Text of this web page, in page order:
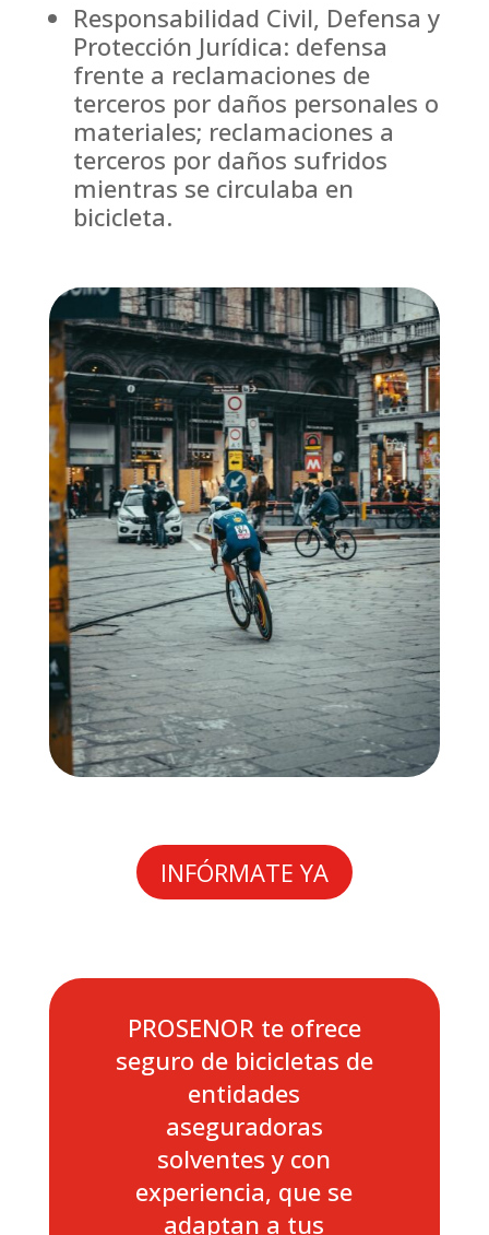
Responsabilidad Civil, Defensa y
Protección Jurídica: defensa
frente a reclamaciones de
terceros por daños personales o
materiales; reclamaciones a
terceros por daños sufridos
mientras se circulaba en
bicicleta.
INFÓRMATE YA
PROSENOR te ofrece
seguro de bicicletas de
entidades
aseguradoras
solventes y con
experiencia, que se
adaptan a tus